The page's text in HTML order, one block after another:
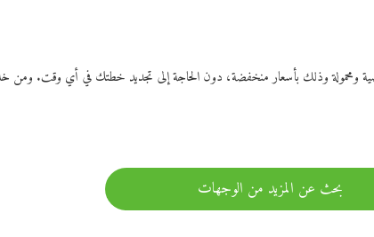
ومحمولة وذلك بأسعار منخفضة، دون الحاجة إلى تجديد خطتك في أي وقت. ومن
بحث عن المزيد من الوجهات